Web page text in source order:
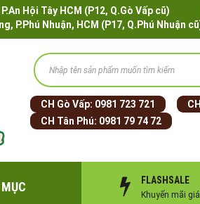
P.An Hội Tây HCM (P12, Q.Gò Vấp cũ)
P.Phú Nhuận, HCM (P17, Q.Phú Nhuận
CH Gò Vấp: 0981 723 721
CH Tân Phú: 0981 79 74 72
FLASHSALE
Khuyến mãi